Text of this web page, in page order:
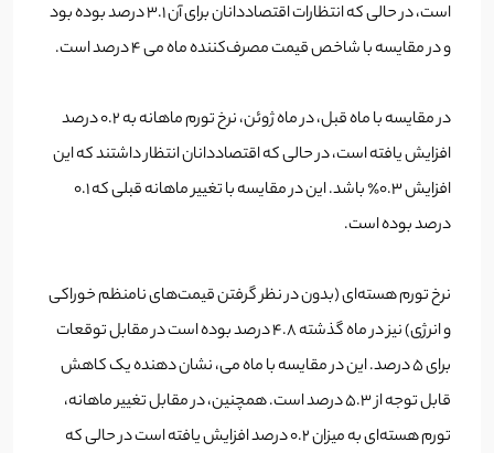
است، در حالی که انتظارات اقتصاددانان برای آن 3.1 درصد بوده بود
و در مقایسه با شاخص قیمت مصرف‌کننده ماه می 4 درصد است.
در مقایسه با ماه قبل، در ماه ژوئن، نرخ تورم ماهانه به 0.2 درصد
افزایش یافته است، در حالی که اقتصاددانان انتظار داشتند که این
افزایش 0.3٪ باشد. این در مقایسه با تغییر ماهانه قبلی که 0.1
درصد بوده است.
نرخ تورم هسته‌ای (بدون در نظر گرفتن قیمت‌های نامنظم خوراکی
و انرژی) نیز در ماه گذشته 4.8 درصد بوده است در مقابل توقعات
برای 5 درصد. این در مقایسه با ماه می، نشان دهنده یک کاهش
قابل توجه از 5.3 درصد است. همچنین، در مقابل تغییر ماهانه،
تورم هسته‌ای به میزان 0.2 درصد افزایش یافته است در حالی که